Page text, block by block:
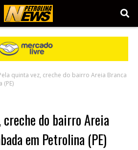
quinta vez, creche do bairro Areia Branca
creche do bairro Areia
em Petrolina (PE)